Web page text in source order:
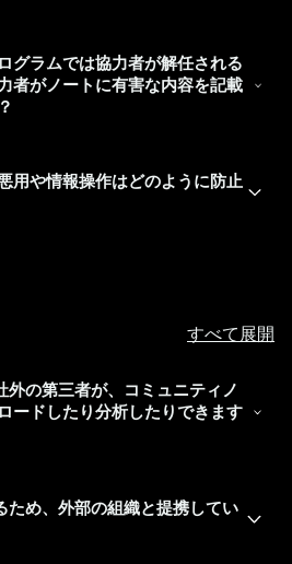
グラムでは協力者が解任される
者がノートに有害な内容を記載
用や情報操作はどのように防止
すべて展開
の第三者が、コミュニティノ
ードしたり分析したりできます
ため、外部の組織と提携してい